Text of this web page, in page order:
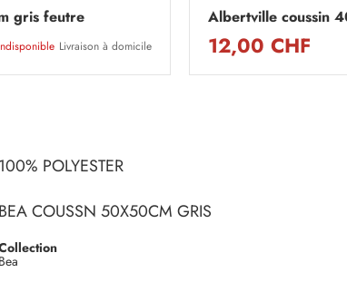
gris feutre
Livraison à domicile
Albertville coussin
12,00 CHF
100% POLYESTER
BEA COUSSN 50X50CM GRIS
Bea